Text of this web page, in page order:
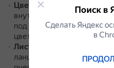
Цветоносы
: у
внутри, достигают до 1,5
под корзинками в виде
цветоносы полые.
Листья
: у
ланцетные, с цельными
Поиск в
Сделать Яндекс
в